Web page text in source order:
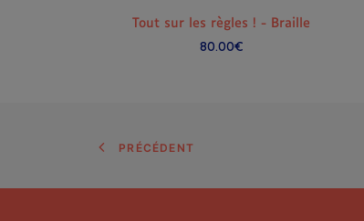
AJOUTER AU PANIER
Tout sur les règles ! - Braille
80.00€
PRÉCÉDENT